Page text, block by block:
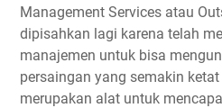
Management Services atau
dipisahkan lagi karena telah
manajemen untuk bisa
persaingan yang semakin
merupakan alat untuk